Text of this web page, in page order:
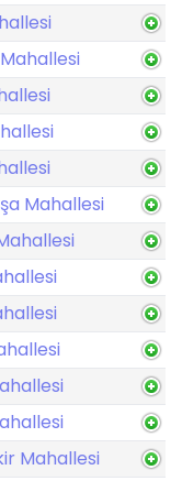
Mahallesi
Mahallesi